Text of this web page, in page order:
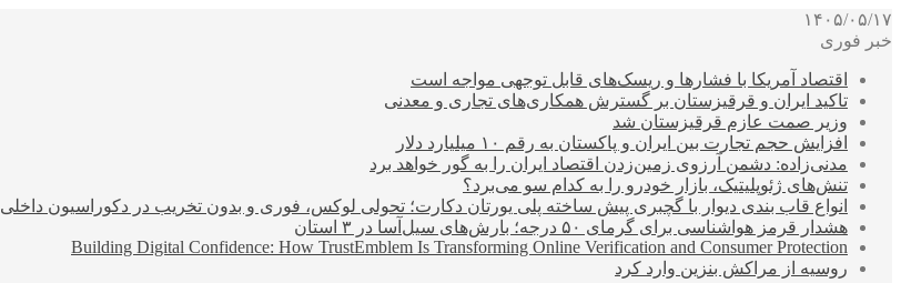
۱۴۰۵/۰۵/۱۷
خبر فوری
اقتصاد آمریکا با فشارها و ریسک‌های قابل توجهی مواجه است
تاکید ایران و قرقیزستان بر گسترش همکاری‌های تجاری و معدنی
وزیر صمت عازم قرقیزستان شد
افزایش حجم تجارت بین ایران و پاکستان به رقم ۱۰ میلیارد دلار
مدنی‌زاده: دشمن آرزوی زمین‌زدن اقتصاد ایران را به گور خواهد برد
تنش‌های ژئوپلیتیک، بازار خودرو را به کدام سو می‌برد؟
انواع قاب بندی دیوار با گچبری پیش ساخته پلی یورتان دکارت؛ تحولی لوکس، فوری و بدون تخریب در دکوراسیون داخلی
هشدار قرمز هواشناسی برای گرمای ۵۰ درجه؛ بارش‌های سیل‌آسا در ۳ استان
Building Digital Confidence: How TrustEmblem Is Transforming Online Verification and Consumer Protection
روسیه از مراکش بنزین وارد کرد